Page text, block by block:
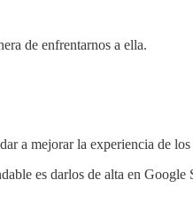
de enfrentarnos a ella.
a mejorar la experiencia de los
es darlos de alta en